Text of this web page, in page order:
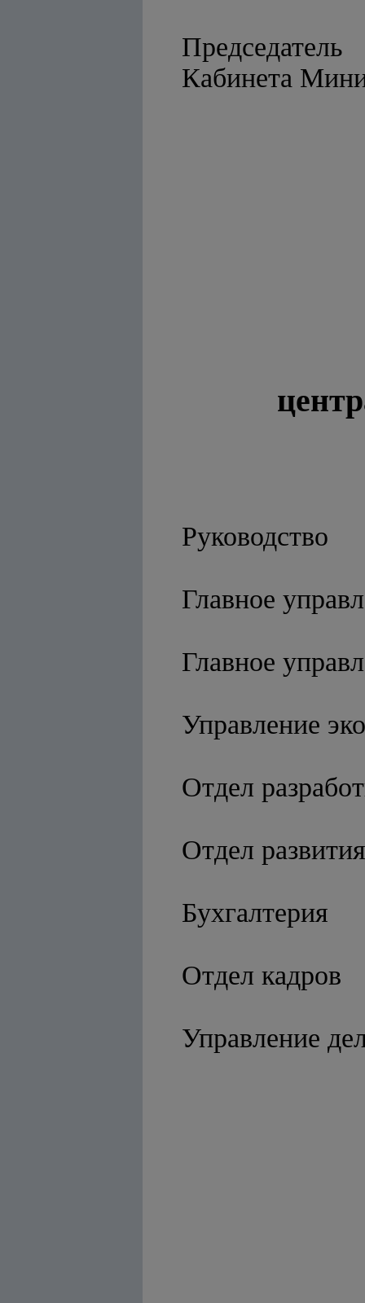
Председатель
Кабинета
Руководство
Главное
Главное
Управление
Отдел
Отдел
Бухгалтерия
Отдел кадров
Управление